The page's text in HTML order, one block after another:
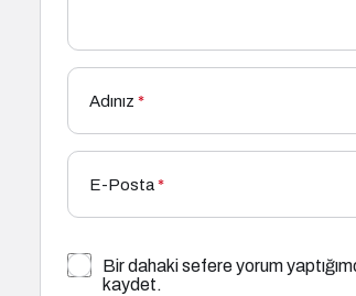
Adınız *
E-Posta*
Bir dahaki sefere yorum
kaydet.